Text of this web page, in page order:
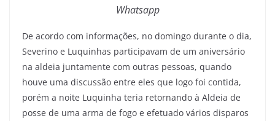
Whatsapp
De acordo com informações, no domingo durante o dia,
Severino e Luquinhas participavam de um aniversário
na aldeia juntamente com outras pessoas, quando
houve uma discussão entre eles que logo foi contida,
porém a noite Luquinha teria retornando à Aldeia de
posse de uma arma de fogo e efetuado vários disparos